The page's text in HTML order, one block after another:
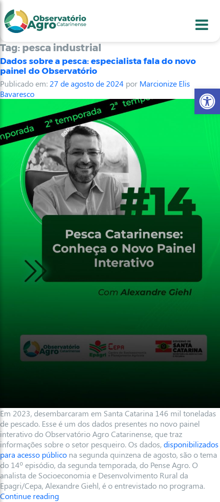
2
3
4
Tag: pesca industrial
Dados sobre a pesca: especialista fala do novo
painel do Observatório
Publicado em: 27 de agosto de 2024 por Marcionize Elis
Bavaresco
Em 2023, desembarcaram em Santa Catarina 146 mil toneladas
de pescado. Esse é um dos dados presentes no novo painel
interativo do Observatório Agro Catarinense, que traz
informações sobre o setor pesqueiro. Os dados,disponibilizados
para acesso público na segunda quinzena de agosto, são o tema
do 14º episódio, da segunda temporada, do Pense Agro. O
analista de Socioeconomia e Desenvolvimento Rural da
Epagri/Cepa, Alexandre Giehl, é o entrevistado no programa.
Continue reading